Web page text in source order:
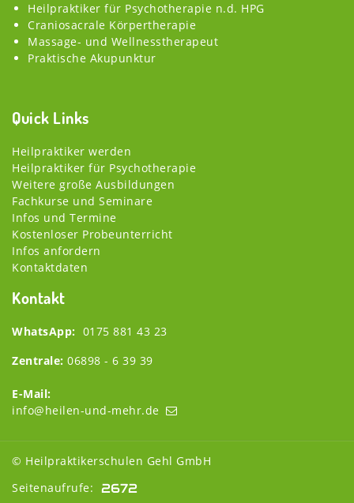
Heilpraktiker für Psychotherapie n.d. HPG
Craniosacrale Körpertherapie
Massage- und Wellnesstherapeut
Praktische Akupunktur
Quick Links
Heilpraktiker werden
Heilpraktiker für Psychotherapie
Weitere große Ausbildungen
Fachkurse und Seminare
Infos und Termine
Kostenloser Probeunterricht
Infos anfordern
Kontaktdaten
Kontakt
WhatsApp: 0175 881 43 23
Zentrale: 06898 - 6 39 39
E-Mail:
info@heilen-und-mehr.de
© Heilpraktikerschulen Gehl GmbH
Seitenaufrufe: